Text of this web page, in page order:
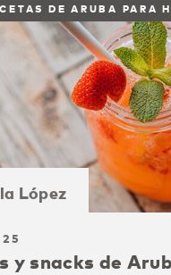
DE ARUBA PARA
López
y snacks de